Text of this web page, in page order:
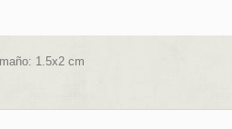
1.5x2 cm